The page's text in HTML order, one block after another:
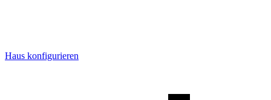
Haus konfigurieren